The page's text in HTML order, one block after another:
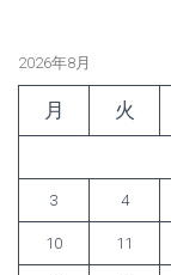
2026年8月
月 火
3 4
10 11